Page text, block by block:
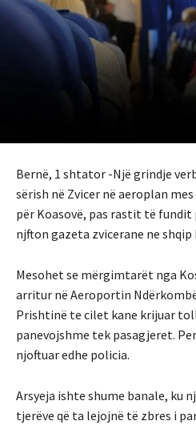
Bernë, 1 shtator -Një grindje
sërish në Zvicer në aeroplan
për Koasovë, pas rastit të fundit
njfton gazeta zvicerane ne shqip
Mesohet se mërgimtarët nga
arritur në Aeroportin
Prishtinë te cilet kane krijuar
panevojshme tek pasagjeret.
njoftuar edhe policia.
Arsyeja ishte shume banale, ku
tjerëve që ta lejojnë të zbres i